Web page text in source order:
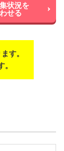
状況を
せる
す。